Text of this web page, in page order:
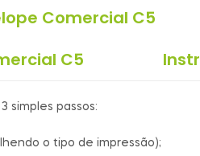
Comercial C5
C5
simples passos:
o tipo de impressão);